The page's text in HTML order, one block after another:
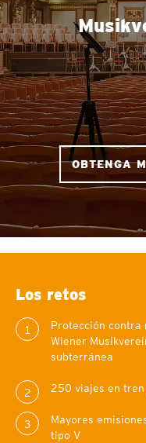
OBTENGA
Los retos
1
Protección contra
Wiener
subterránea
2 250 viajes en
3
Mayores
tipo V